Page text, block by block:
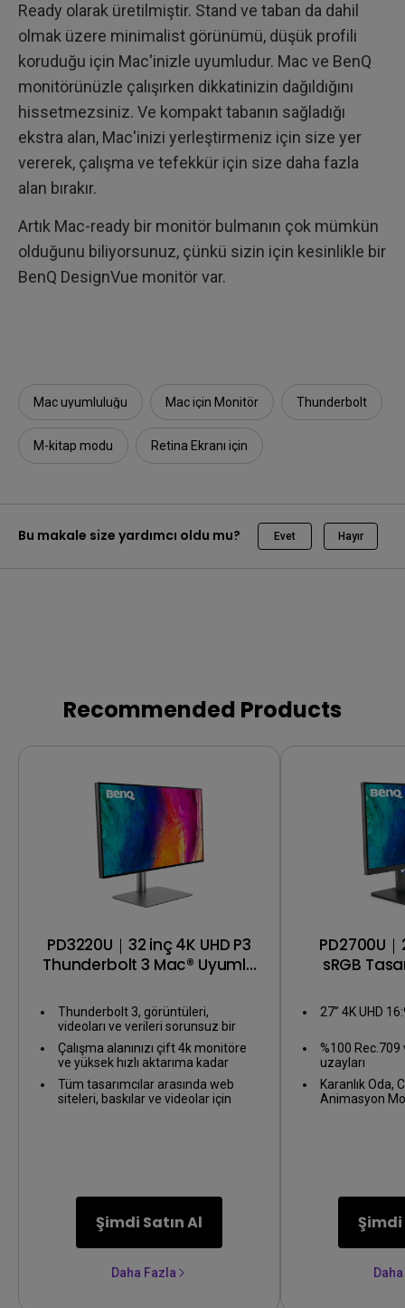
Ready olarak üretilmiştir. Stand ve taban da dahil
olmak üzere minimalist görünümü, düşük profili
koruduğu için Mac'inizle uyumludur. Mac ve BenQ
monitörünüzle çalışırken dikkatinizin dağıldığını
hissetmezsiniz. Ve kompakt tabanın sağladığı
ekstra alan, Mac'inizi yerleştirmeniz için size yer
vererek, çalışma ve tefekkür için size daha fazla
alan bırakır.
Artık Mac-ready bir monitör bulmanın çok mümkün
olduğunu biliyorsunuz, çünkü sizin için kesinlikle bir
BenQ DesignVue monitör var.
Mac uyumluluğu Mac için Monitör Thunderbolt
M-kitap modu Retina Ekranı için
Bu makale size yardımcı oldu mu? Evet Hayır
Recommended Products
PD3220U｜32 inç 4K UHD P3
Thunderbolt 3 Mac® Uyumlu
Thunderbolt 3, görüntüleri,
videoları ve verileri sorunsuz bir
şekilde senkronize eder ve mobil
cihazlarınızı hepsi bir arada
kabloyla şarj edebilir.
Çalışma alanınızı çift 4k monitöre
ve yüksek hızlı aktarıma kadar
genişletmek için Thunderbolt 3'ten
Papatya Zinciri.
Tüm tasarımcılar arasında web
siteleri, baskılar ve videolar için
Şimdi Satın Al
Daha Fazla
PD2700U
sRGB
27” 4K UHD
%100 Rec.709
uzayları
Karanlık Oda,
Animasyon
Şimdi